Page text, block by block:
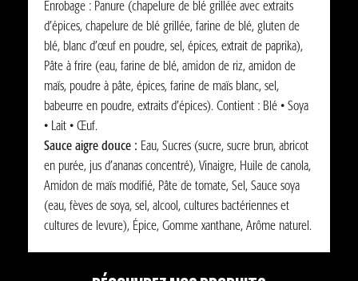
Enrobage : Panure (chapelure de blé grillée avec extraits
d’épices, chapelure de blé grillée, farine de blé, gluten de
blé, blanc d’œuf en poudre, sel, épices, extrait de paprika),
Pâte à frire (eau, farine de blé, amidon de riz, amidon de
maïs, poudre à pâte, épices, farine de maïs blanc, sel,
babeurre en poudre, extraits d’épices). Contient : Blé • Soya
• Lait • Œuf.
Sauce aigre douce : Eau, Sucres (sucre, sucre brun, abricot
en purée, jus d’ananas concentré), Vinaigre, Huile de canola,
Amidon de maïs modifié, Pâte de tomate, Sel, Sauce soya
(eau, fèves de soya, sel, alcool, cultures bactériennes et
cultures de levure), Épice, Gomme xanthane, Arôme naturel.